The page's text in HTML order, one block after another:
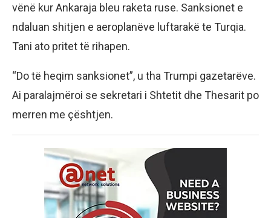
vënë kur Ankaraja bleu raketa ruse. Sanksionet e
ndaluan shitjen e aeroplanëve luftarakë te Turqia.
Tani ato pritet të rihapen.
“Do të heqim sanksionet”, u tha Trumpi gazetarëve.
Ai paralajmëroi se sekretari i Shtetit dhe Thesarit po
merren me çështjen.